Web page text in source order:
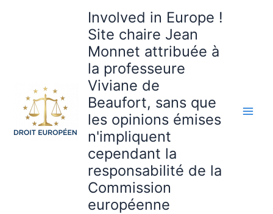
Involved in Europe !
Site chaire Jean
Monnet attribuée à
la professeure
Viviane de
Beaufort, sans que
les opinions émises
n'impliquent
cependant la
responsabilité de la
Commission
européenne